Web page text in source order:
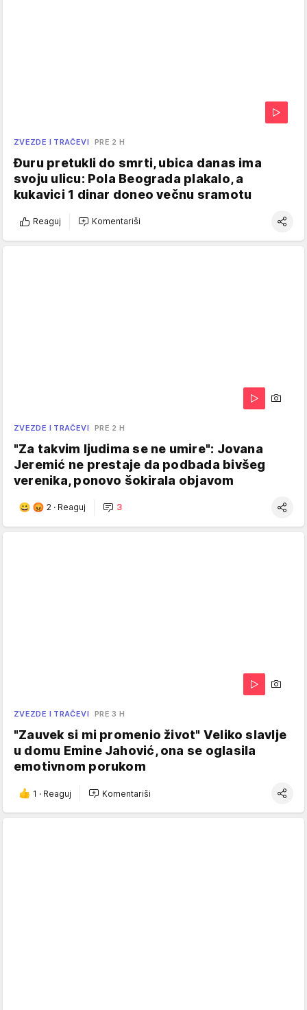
ZVEZDE I TRAČEVI PRE 2 H
Đuru pretukli do smrti, ubica danas ima
svoju ulicu: Pola Beograda plakalo, a
kukavici 1 dinar doneo večnu sramotu
Reaguj Komentariši
ZVEZDE I TRAČEVI PRE 2 H
"Za takvim ljudima se ne umire": Jovana
Jeremić ne prestaje da podbada bivšeg
verenika, ponovo šokirala objavom
2 · Reaguj 3
ZVEZDE I TRAČEVI PRE 3 H
"Zauvek si mi promenio život" Veliko slavlje
u domu Emine Jahović, ona se oglasila
emotivnom porukom
1 · Reaguj Komentariši